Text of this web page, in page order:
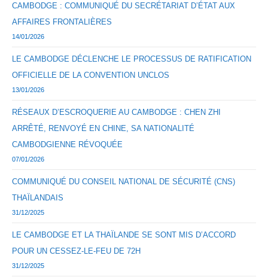
CAMBODGE : COMMUNIQUÉ DU SECRÉTARIAT D’ÉTAT AUX
AFFAIRES FRONTALIÈRES
14/01/2026
LE CAMBODGE DÉCLENCHE LE PROCESSUS DE RATIFICATION
OFFICIELLE DE LA CONVENTION UNCLOS
13/01/2026
RÉSEAUX D’ESCROQUERIE AU CAMBODGE : CHEN ZHI
ARRÊTÉ, RENVOYÉ EN CHINE, SA NATIONALITÉ
CAMBODGIENNE RÉVOQUÉE
07/01/2026
COMMUNIQUÉ DU CONSEIL NATIONAL DE SÉCURITÉ (CNS)
THAÏLANDAIS
31/12/2025
LE CAMBODGE ET LA THAÏLANDE SE SONT MIS D’ACCORD
POUR UN CESSEZ-LE-FEU DE 72H
31/12/2025